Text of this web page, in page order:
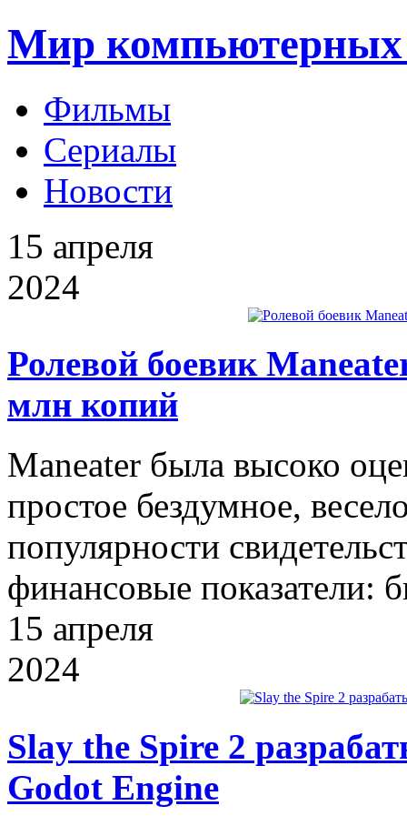
Мир компьютерных
Фильмы
Сериалы
Новости
15 апреля
2024
Ролевой боевик
млн копий
Maneater была высоко
простое бездумное,
популярности
финансовые показатели:
15 апреля
2024
Slay the Spire 2
Godot Engine